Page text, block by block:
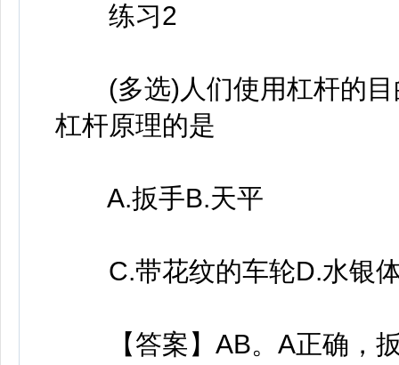
练习2
(多选)人们使用杠杆的目
杠杆原理的是
A.扳手B.天平
C.带花纹的车轮D.水银
【答案】AB。A正确，扳